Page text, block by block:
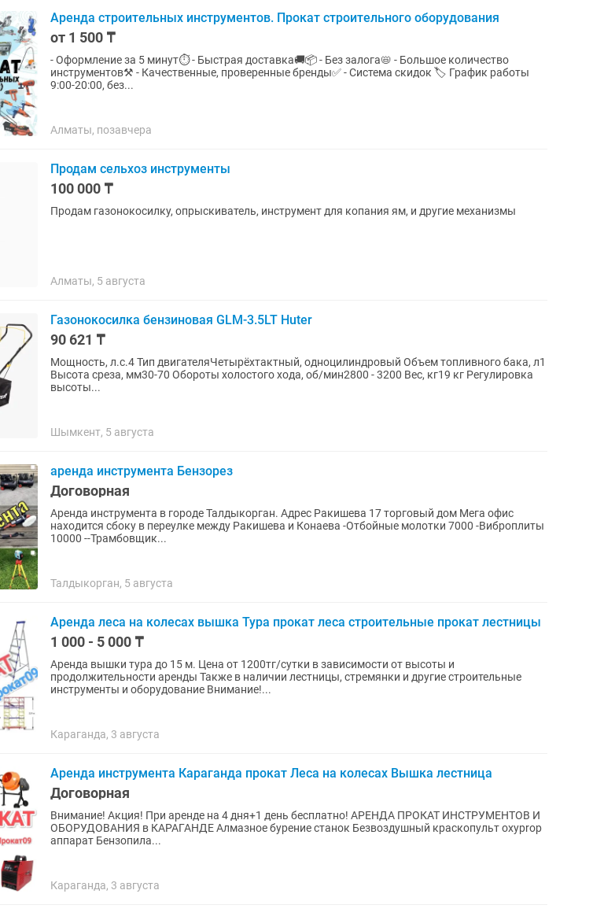
Аренда строительных инструментов. Прокат строительного оборудования
от 1 500 ₸
- Оформление за 5 минут⏱️ - Быстрая доставка🚚📦 - Без залога📛 - Большое количество
инструментов⚒️ - Качественные, проверенные бренды✅ - Система скидок 🏷️ График работы
9:00-20:00, без...
Алматы, позавчера
Продам сельхоз инструменты
100 000 ₸
Продам газонокосилку, опрыскиватель, инструмент для копания ям, и другие механизмы
Алматы, 5 августа
Газонокосилка бензиновая GLM-3.5LT Huter
90 621 ₸
Мощность, л.с.4 Тип двигателяЧетырёхтактный, одноцилиндровый Объем топливного бака, л1
Высота среза, мм30-70 Обороты холостого хода, об/мин2800 - 3200 Вес, кг19 кг Регулировка
высоты...
Шымкент, 5 августа
аренда инструмента Бензорез
Договорная
Аренда инструмента в городе Талдыкорган. Адрес Ракишева 17 торговый дом Мега офис
находится сбоку в переулке между Ракишева и Конаева -Отбойные молотки 7000 -Виброплиты
10000 --Трамбовщик...
Талдыкорган, 5 августа
Аренда леса на колесах вышка Тура прокат леса строительные прокат лестницы
1 000 - 5 000 ₸
Аренда вышки тура до 15 м. Цена от 1200тг/сутки в зависимости от высоты и
продолжительности аренды Также в наличии лестницы, стремянки и другие строительные
инструменты и оборудование Внимание!...
Караганда, 3 августа
Аренда инструмента Караганда прокат Леса на колесах Вышка лестница
Договорная
Внимание! Акция! При аренде на 4 дня+1 день бесплатно! АРЕНДА ПРОКАТ ИНСТРУМЕНТОВ И
ОБОРУДОВАНИЯ в КАРАГАНДЕ Алмазное бурение станок Безвоздушный краскопульт oxyprop
аппарат Бензопила...
Караганда, 3 августа